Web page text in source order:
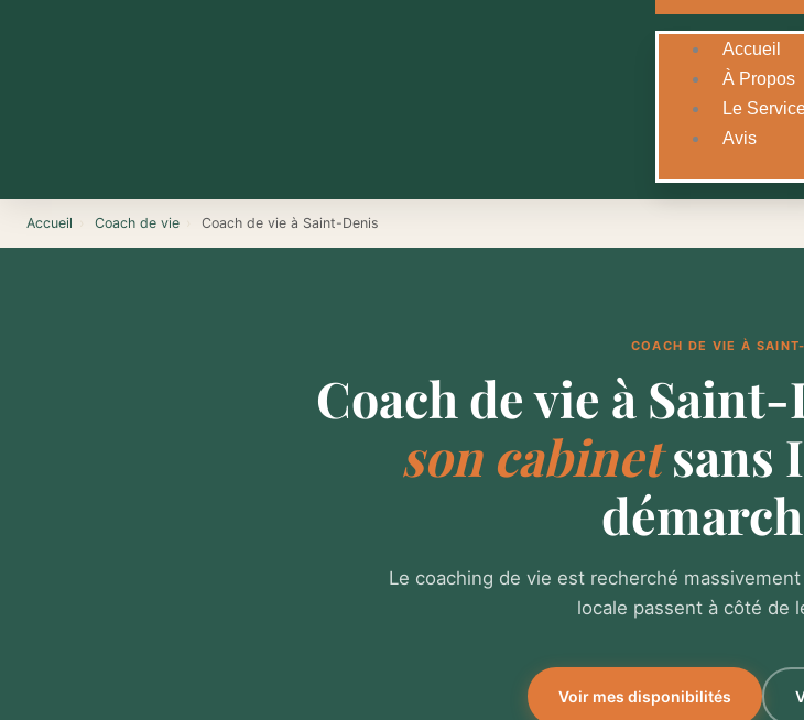
Accueil
À Propos
Le
Avis
Accueil Coach de vie Coach de vie à Saint-Denis
COACH DE VIE À
Coach de vie à
son cabinetsans
Le coaching de vie est recherché
locale passent à côté de
Voir mes disponibilités